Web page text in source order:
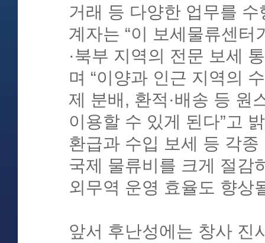
거래 등 다양한 업무를
계자는 “이 보세물류센
·북부 지역의 전문 보세
며 “이양과 인근 지역의
제 분배, 환적·배송 등 원
이용할 수 있게 된다”고
환급과 수입 보세 등 각
국제 물류비를 크게 절감
외무역 운영 효율도 향상
앞서 후난성에는 창사 진